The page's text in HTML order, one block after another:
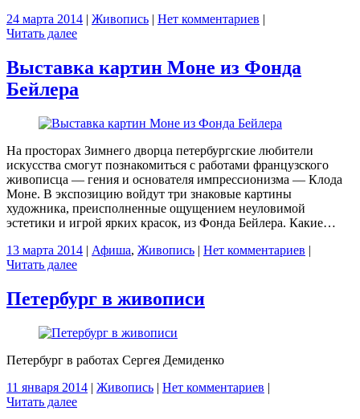
24 марта 2014 | Живопись | Нет комментариев |
Читать далее
Выставка картин Моне из Фонда
Бейлера
На просторах Зимнего дворца петербургские любители
искусства смогут познакомиться с работами французского
живописца — гения и основателя импрессионизма — Клода
Моне. В экспозицию войдут три знаковые картины
художника, преисполненные ощущением неуловимой
эстетики и игрой ярких красок, из Фонда Бейлера. Какие…
13 марта 2014 | Афиша, Живопись | Нет комментариев |
Читать далее
Петербург в живописи
Петербург в работах Сергея Демиденко
11 января 2014 | Живопись | Нет комментариев |
Читать далее